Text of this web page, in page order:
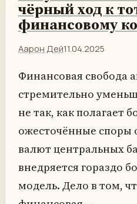
чёрный ход к
финансовому
Аарон Дей11.04.2025
Финансовая свобода
стремительно
не так, как полагает
ожесточённые споры
валют центральных
внедряется гораздо
модель. Дело в том,